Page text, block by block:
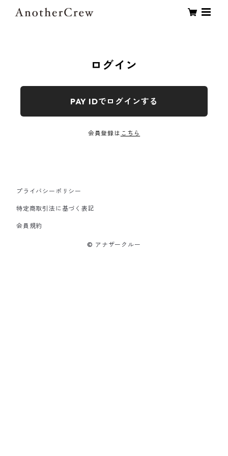
ログイン
PAY IDでログインする
会員登録は こちら
プライバシーポリシー
特定商取引法に基づく表記
会員規約
© アナザークルー